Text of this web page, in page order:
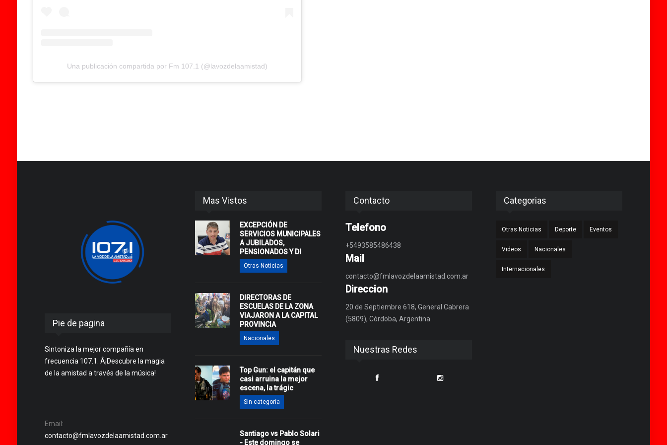
Una publicación compartida por Fm 107.1 (@lavozdelaamistad)
Pie de pagina
Sintoniza la mejor compañía en
frecuencia 107.1. Â¡Descubre la magia
de la amistad a través de la música!
Email:
contacto@fmlavozdelaamistad.com.ar
Mas Vistos
EXCEPCIÓN DE
SERVICIOS MUNICIPALES
A JUBILADOS,
PENSIONADOS Y DI
Otras Noticias
DIRECTORAS DE
ESCUELAS DE LA ZONA
VIAJARON A LA CAPITAL
PROVINCIA
Nacionales
Top Gun: el capitán que
casi arruina la mejor
escena, la trágic
Sin categoría
Santiago vs Pablo Solari
- Este domingo se
Contacto
Telefono
+5493585486438
Mail
contacto@fmlavozdelaamistad.com.ar
Direccion
20 de Septiembre 618, General Cabrera
(5809), Córdoba, Argentina
Nuestras Redes
Categorias
Otras Noticias Deporte Eventos
Videos Nacionales
Internacionales